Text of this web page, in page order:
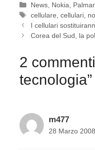
Categorie
News Nokia
Tag
cellulare ,cellulari
I cellulari
Corea del Sud, la
2
tecnologia”
m477
28 Marzo